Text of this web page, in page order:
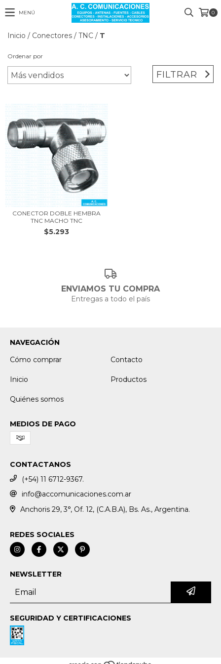
MENÚ 0
Inicio / Conectores / TNC / T
Ordenar por
FILTRAR
CONECTOR DOBLE HEMBRA
TNC MACHO TNC
$5.293
ENVIAMOS TU COMPRA
Entregas a todo el país
NAVEGACIÓN
Cómo comprar
Contacto
Inicio Productos
Quiénes somos
MEDIOS DE PAGO
CONTACTANOS
(+54) 11 6712-9367.
info@accomunicaciones.com.ar
Anchoris 29, 3°, Of. 12, (C.A.B.A), Bs. As., Argentina.
REDES SOCIALES
NEWSLETTER
SEGURIDAD Y CERTIFICACIONES